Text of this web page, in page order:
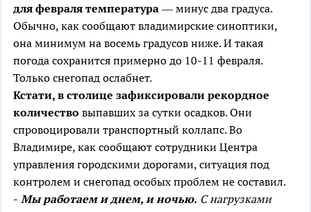
для февраля температура — минус два градуса.
Обычно, как сообщают владимирские синоптики,
она минимум на восемь градусов ниже. И такая
погода сохранится примерно до 10-11 февраля.
Только снегопад ослабнет.
Кстати, в столице зафиксировали рекордное
количество выпавших за сутки осадков. Они
спровоцировали транспортный коллапс. Во
Владимире, как сообщают сотрудники Центра
управления городскими дорогами, ситуация под
контролем и снегопад особых проблем не составил.
- Мы работаем и днем, и ночью. С нагрузками